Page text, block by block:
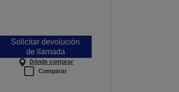
Solicitar devolución
de llamada
Dónde comprar
Comparar